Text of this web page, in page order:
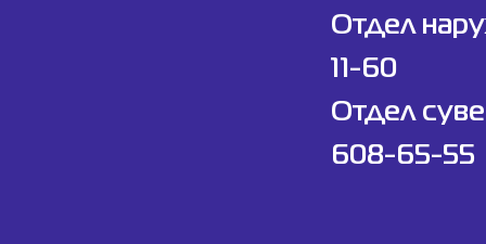
Отдел
11-60
Отдел
608-65-55